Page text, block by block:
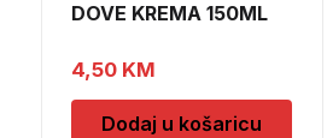
DOVE KREMA 150ML
4,50 KM
Dodaj u košaricu